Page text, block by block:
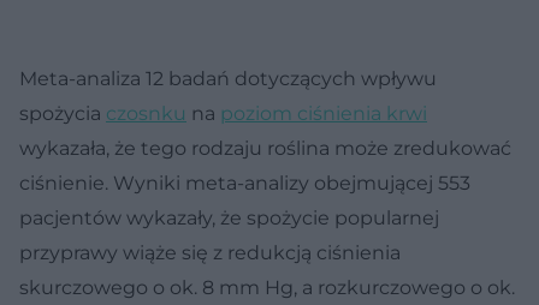
Meta-analiza 12 badań dotyczących wpływu
spożycia czosnku na poziom ciśnienia krwi
wykazała, że tego rodzaju roślina może zredukować
ciśnienie. Wyniki meta-analizy obejmującej 553
pacjentów wykazały, że spożycie popularnej
przyprawy wiąże się z redukcją ciśnienia
skurczowego o ok. 8 mm Hg, a rozkurczowego o ok.